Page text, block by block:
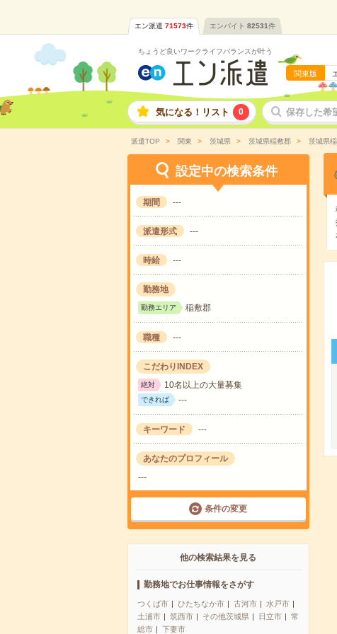
エン派遣 71573件 エンバイト 82531件
ちょうど良いワークライフバランスが叶う
関東版
気になる！リスト 0 保存した希
派遣TOP 関東 茨城県 茨城県稲敷郡 茨城県
設定中の検索条件
期間 ---
派遣形式 ---
時給 ---
勤務地
勤務エリア 稲敷郡
職種 ---
こだわりINDEX
絶対 10名以上の大量募集
できれば ---
キーワード ---
あなたのプロフィール
---
条件の変更
他の検索結果を見る
勤務地でお仕事情報をさがす
つくば市 ひたちなか市 古河市
水戸市
土浦市
筑西市 その他茨城県 日立市
常
総市
下妻市